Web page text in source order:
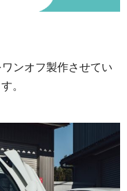
ンオフ製作させてい
。